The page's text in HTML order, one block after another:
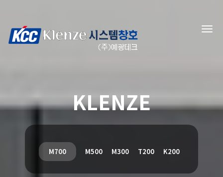
KLENZE
M700 M500 M300 T200 K200